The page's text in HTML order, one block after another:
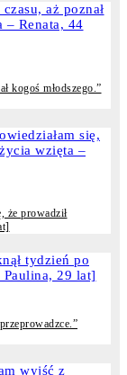
kogoś młodszego.”
że prowadził